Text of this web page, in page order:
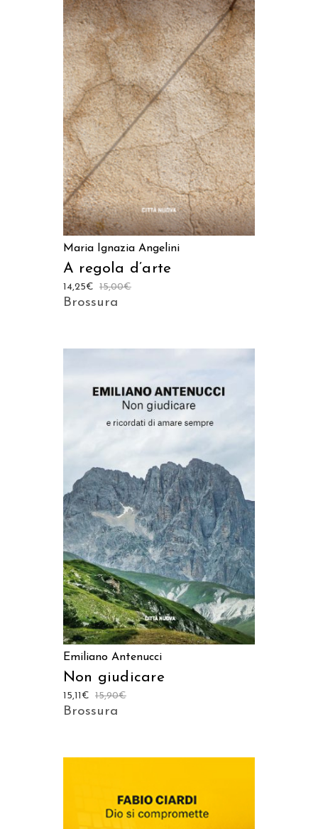
AGGIUNGI AL CARRELLO
Maria Ignazia Angelini
A regola d’arte
15,00€
14,25€
Brossura
AGGIUNGI AL CARRELLO
Emiliano Antenucci
Non giudicare
15,90€
15,11 €
Brossura